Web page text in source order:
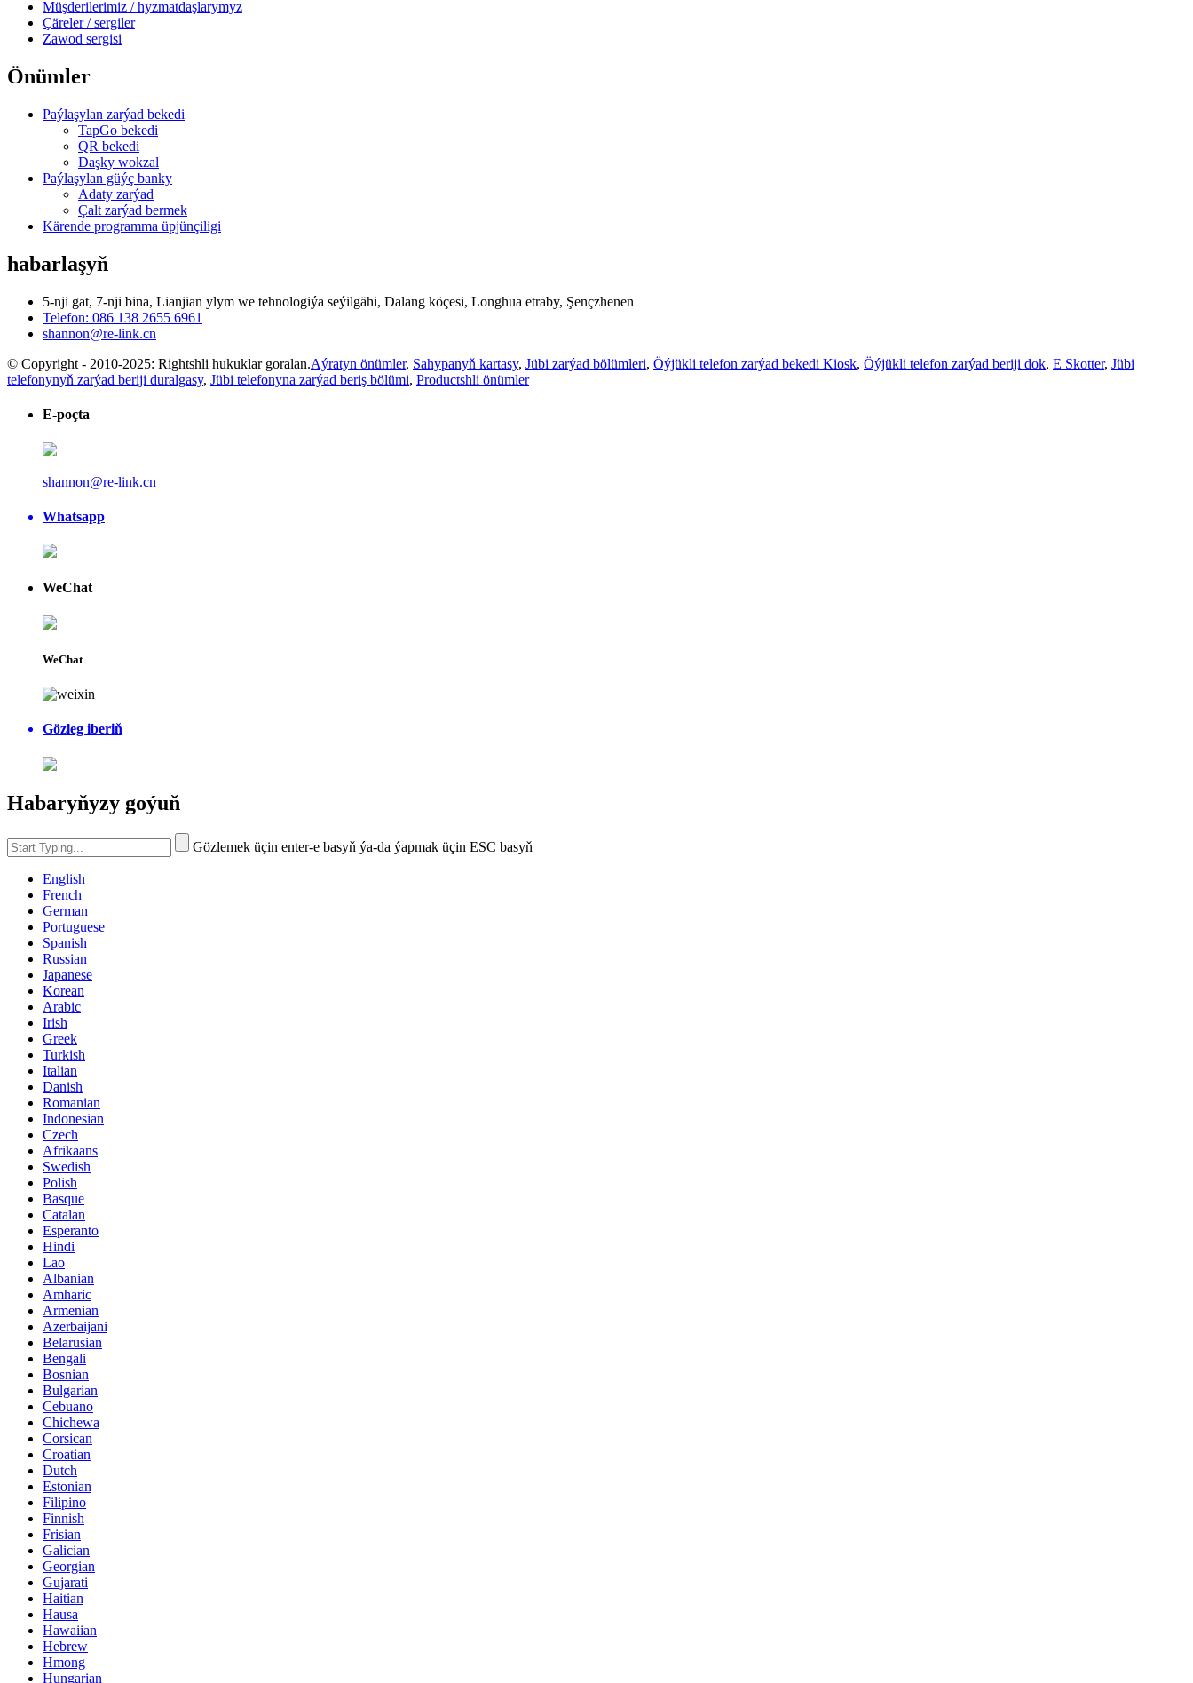
Müşderilerimiz / hyzmatdaşlarymyz
Çäreler / sergiler
Zawod sergisi
Önümler
Paýlaşylan zarýad bekedi
TapGo bekedi
QR bekedi
Daşky wokzal
Paýlaşylan güýç banky
Adaty zarýad
Çalt zarýad bermek
Kärende programma üpjünçiligi
habarlaşyň
5-nji gat, 7-nji bina, Lianjian ylym we tehnologiýa seýilgähi, Dalang köçesi, Longhua etraby, Şençzhenen
Telefon: 086 138 2655 6961
shannon@re-link.cn
© Copyright - 2010-2025: Rightshli hukuklar goralan.Aýratyn önümler, Sahypanyň kartasy, Jübi zarýad bölümleri, Öýjükli telefon zarýad bekedi Kiosk, Öýjükli telefon zarýad beriji dok, E Skotter, Jübi
telefonynyň zarýad beriji duralgasy, Jübi telefonyna zarýad beriş bölümi, Productshli önümler
E-poçta
shannon@re-link.cn
Whatsapp
WeChat
WeChat
Gözleg iberiň
Habaryňyzy goýuň
Gözlemek üçin enter-e basyň ýa-da ýapmak üçin ESC basyň
English
French
German
Portuguese
Spanish
Russian
Japanese
Korean
Arabic
Irish
Greek
Turkish
Italian
Danish
Romanian
Indonesian
Czech
Afrikaans
Swedish
Polish
Basque
Catalan
Esperanto
Hindi
Lao
Albanian
Amharic
Armenian
Azerbaijani
Belarusian
Bengali
Bosnian
Bulgarian
Cebuano
Chichewa
Corsican
Croatian
Dutch
Estonian
Filipino
Finnish
Frisian
Galician
Georgian
Gujarati
Haitian
Hausa
Hawaiian
Hebrew
Hmong
Hungarian